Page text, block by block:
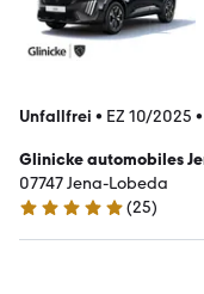
Unfallfrei • EZ 10/2025 •
Glinicke automobiles
07747 Jena-Lobeda
5 Sterne
(25)